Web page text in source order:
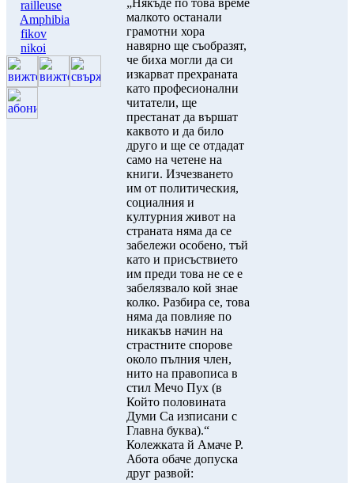
railleuse
Amphibia
fikov
nikoi
„Някъде по това време
малкото останали
грамотни хора
навярно ще съобразят,
че биха могли да си
изкарват прехраната
като професионални
читатели, ще
престанат да вършат
каквото и да било
друго и ще се отдадат
само на четене на
книги. Изчезването
им от политическия,
социалния и
културния живот на
страната няма да се
забележи особено, тъй
като и присъствието
им преди това не се е
забелязвало кой знае
колко. Разбира се, това
няма да повлияе по
никакъв начин на
страстните спорове
около пълния член,
нито на правописа в
стил Мечо Пух (в
Който половината
Думи Са изписани с
Главна буква).“
Колежката й Амаче Р.
Абота обаче допуска
друг развой: